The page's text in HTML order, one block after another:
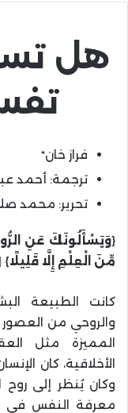
هل
فراز خان*
ترجمة: أحمد
تحرير: محمد
{وَيَسْأَلُونَكَ عَنِ
مِّنَ الْعِلْمِ إِلَّا قَلِيلًا}
كانت الطبيعة
والروحي من العصور
المميزة مثل
الأخلاقية، كان
وكان يُنظر إلى روح
معرفة النفس في